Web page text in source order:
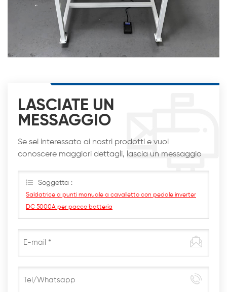
LASCIATE UN
MESSAGGIO
Se sei interessato ai nostri prodotti e vuoi
conoscere maggiori dettagli, lascia un messaggio
Soggetta :
Saldatrice a punti manuale a cavalletto con pedale inverter
DC 5000A per pacco batteria